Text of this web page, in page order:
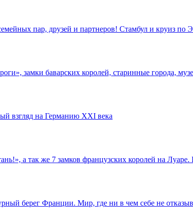
пар, друзей и партнеров! Стамбул и круиз
замки баварских королей, старинные города,
взгляд на Германию XXI века
а так же 7 замков французских королей на
берег Франции. Мир, где ни в чем себе не